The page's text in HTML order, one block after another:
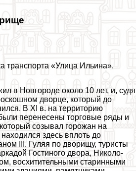
трaнcпорта «Улица Ильина».
в Новгороде около 10 лет, и, судя
дворце, который до
В XI в. на территорию
перенесены торговые ряды и
созывал горожан на
здесь вплоть до
III. Гуляя по дворищу, туристы
Гостиного двора, Николо-
восхитительными старинными